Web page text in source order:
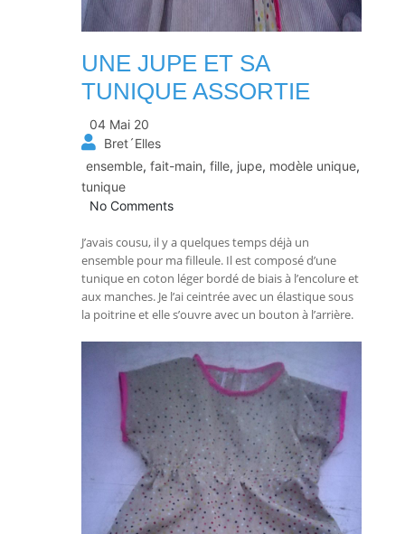
UNE JUPE ET SA
TUNIQUE ASSORTIE
04 Mai 20
Bret´Elles
ensemble, fait-main, fille, jupe, modèle unique,
tunique
No Comments
J’avais cousu, il y a quelques temps déjà un
ensemble pour ma filleule. Il est composé d’une
tunique en coton léger bordé de biais à l’encolure et
aux manches. Je l’ai ceintrée avec un élastique sous
la poitrine et elle s’ouvre avec un bouton à l’arrière.